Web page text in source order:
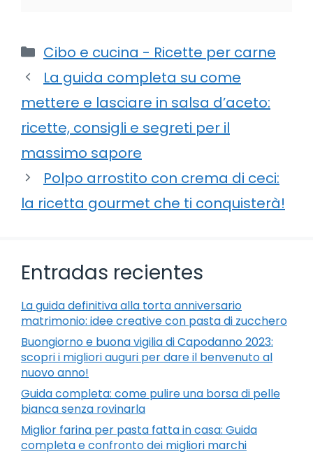
Categorie
Cibo e cucina - Ricette per carne
La guida completa su come
mettere e lasciare in salsa d’aceto:
ricette, consigli e segreti per il
massimo sapore
Polpo arrostito con crema di ceci:
la ricetta gourmet che ti conquisterà!
Entradas recientes
La guida definitiva alla torta anniversario
matrimonio: idee creative con pasta di zucchero
Buongiorno e buona vigilia di Capodanno 2023:
scopri i migliori auguri per dare il benvenuto al
nuovo anno!
Guida completa: come pulire una borsa di pelle
bianca senza rovinarla
Miglior farina per pasta fatta in casa: Guida
completa e confronto dei migliori marchi